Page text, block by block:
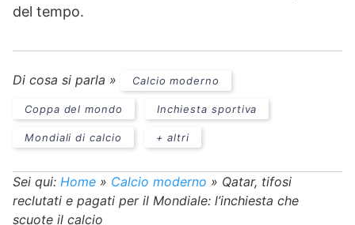
del tempo.
Di cosa si parla » Calcio moderno
Coppa del mondo Inchiesta sportiva
Mondiali di calcio + altri
Sei qui: Home » Calcio moderno » Qatar, tifosi
reclutati e pagati per il Mondiale: l’inchiesta che
scuote il calcio